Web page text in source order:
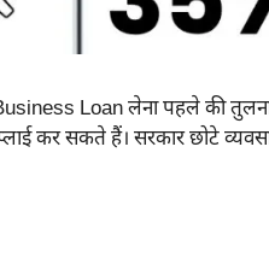
Loan लेना पहले की
कर सकते हैं। सरकार छोटे